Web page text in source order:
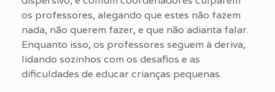
os professores, alegando que estes não fazem
nada, não querem fazer, e que não adianta falar.
Enquanto isso, os professores seguem à deriva,
lidando sozinhos com os desafios e as
dificuldades de educar crianças pequenas.